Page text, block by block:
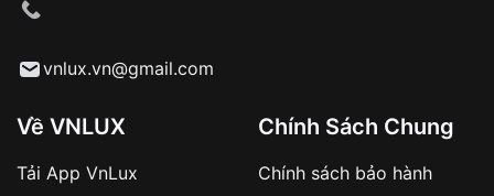
Từ khóa SEO:
vnlux.vn@gmail.com
Về VNLUX
Tải App VnLux
Chính Sách Chung
Chính sách bảo hành